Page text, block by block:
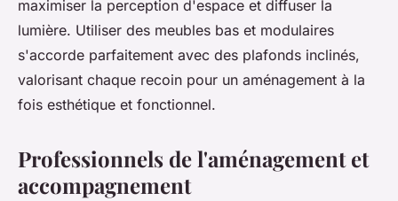
maximiser la perception d'espace et diffuser la
lumière. Utiliser des meubles bas et modulaires
s'accorde parfaitement avec des plafonds inclinés,
valorisant chaque recoin pour un aménagement à la
fois esthétique et fonctionnel.
Professionnels de l'aménagement et
accompagnement